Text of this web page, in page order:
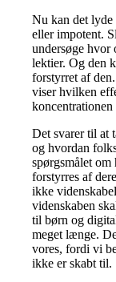
Nu kan det lyde
eller impotent.
undersøge hvor
lektier. Og den
forstyrret af
viser hvilken
Det svarer til at
og hvordan
spørgsmålet
forstyrres af
ikke
videnskaben
til børn og
meget længe.
vores, fordi vi
ikke er skabt til.